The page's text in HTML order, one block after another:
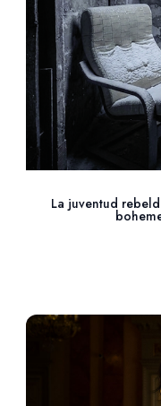
La juventud